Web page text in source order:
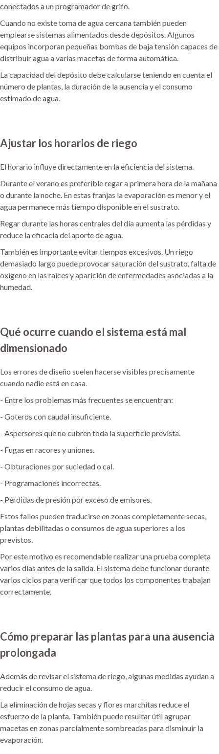
conectados a un programador de grifo.
Cuando no existe toma de agua cercana también pueden
emplearse sistemas alimentados desde depósitos. Algunos
equipos incorporan pequeñas bombas de baja tensión capaces de
distribuir agua a varias macetas de forma automática.
La capacidad del depósito debe calcularse teniendo en cuenta el
número de plantas, la duración de la ausencia y el consumo
estimado de agua.
Ajustar los horarios de riego
El horario influye directamente en la eficiencia del sistema.
Durante el verano es preferible regar a primera hora de la mañana
o durante la noche. En estas franjas la evaporación es menor y el
agua permanece más tiempo disponible en el sustrato.
Regar durante las horas centrales del día aumenta las pérdidas y
reduce la eficacia del aporte de agua.
También es importante evitar tiempos excesivos. Un riego
demasiado largo puede provocar saturación del sustrato, falta de
oxígeno en las raíces y aparición de enfermedades asociadas a la
humedad.
Qué ocurre cuando el sistema está mal
dimensionado
Los errores de diseño suelen hacerse visibles precisamente
cuando nadie está en casa.
- Entre los problemas más frecuentes se encuentran:
- Goteros con caudal insuficiente.
- Aspersores que no cubren toda la superficie prevista.
- Fugas en racores y uniones.
- Obturaciones por suciedad o cal.
- Programaciones incorrectas.
- Pérdidas de presión por exceso de emisores.
Estos fallos pueden traducirse en zonas completamente secas,
plantas debilitadas o consumos de agua superiores a los
previstos.
Por este motivo es recomendable realizar una prueba completa
varios días antes de la salida. El sistema debe funcionar durante
varios ciclos para verificar que todos los componentes trabajan
correctamente.
Cómo preparar las plantas para una ausencia
prolongada
Además de revisar el sistema de riego, algunas medidas ayudan a
reducir el consumo de agua.
La eliminación de hojas secas y flores marchitas reduce el
esfuerzo de la planta. También puede resultar útil agrupar
macetas en zonas parcialmente sombreadas para disminuir la
evaporación.